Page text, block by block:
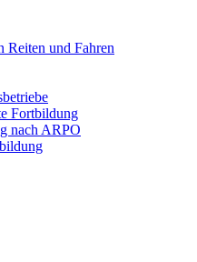
Reiten und Fahren
Fortbildung
nach ARPO